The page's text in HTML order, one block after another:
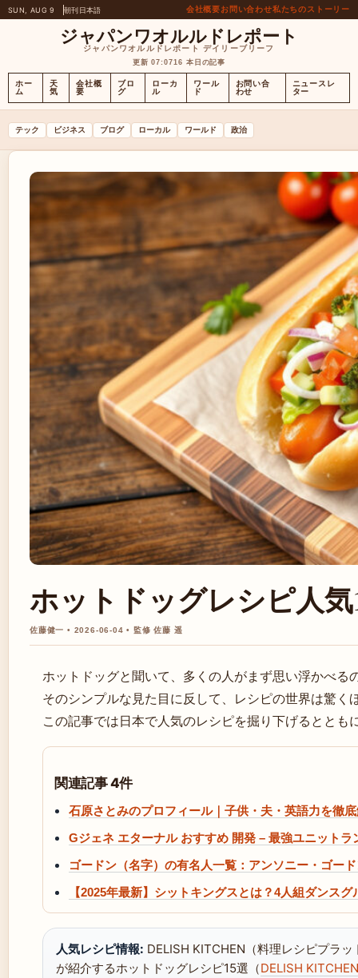
SUN, AUG 9 朝刊日本語 会社概要お問い合わせ私たちのストーリー
ジャパンワオルルドレポート
ジャパンワオルルドレポート デイリーブリーフ
更新 07:0716 本日の記事
ホー
ム
天
気
会社概
要
ブロ
グ
ローカ
ル
ワール
ド
お問い合
わせ
ニュースレ
ター
テック ビジネス ブログ ローカル ワールド 政治
ホットドッグレシピ人
佐藤健一 • 2026-06-04 • 監修 佐藤 遥
ホットドッグと聞いて、多くの人がまず思い浮かべ
そのシンプルな見た目に反して、レシピの世界は驚く
この記事では日本で人気のレシピを掘り下げるとと
関連記事 4件
石原さとみのプロフィール｜子供・夫・英語力を徹
Gジェネ エターナル おすすめ 開発 – 最強ユニットラ
ゴードン（名字）の有名人一覧：アンソニー・ゴー
【2025年最新】シットキングスとは？4人組ダンス
人気レシピ情報: DELISH KITCHEN（料理レシピプラッ
が紹介するホットドッグレシピ15選（DELISH KITCHEN